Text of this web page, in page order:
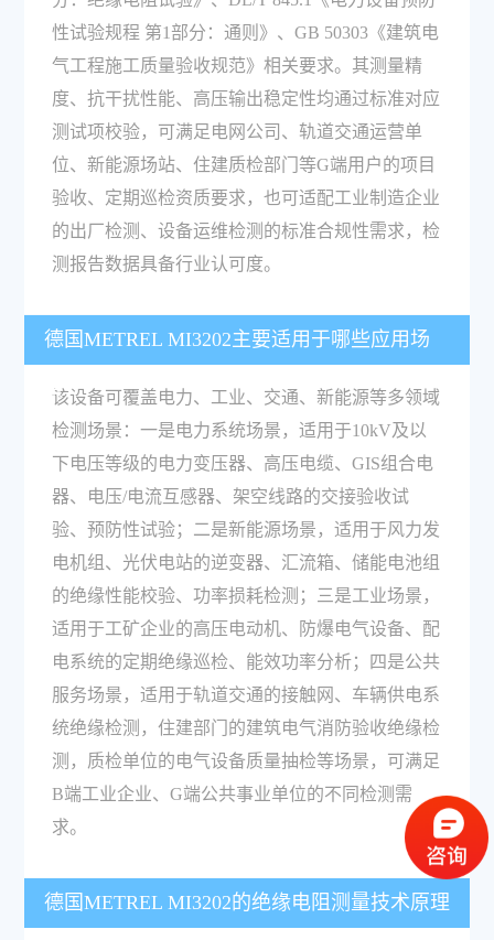
性试验规程 第1部分：通则》、GB 50303《建筑电
气工程施工质量验收规范》相关要求。其测量精
度、抗干扰性能、高压输出稳定性均通过标准对应
测试项校验，可满足电网公司、轨道交通运营单
位、新能源场站、住建质检部门等G端用户的项目
验收、定期巡检资质要求，也可适配工业制造企业
的出厂检测、设备运维检测的标准合规性需求，检
测报告数据具备行业认可度。
德国METREL MI3202主要适用于哪些应用场
景？
该设备可覆盖电力、工业、交通、新能源等多领域
检测场景：一是电力系统场景，适用于10kV及以
下电压等级的电力变压器、高压电缆、GIS组合电
器、电压/电流互感器、架空线路的交接验收试
验、预防性试验；二是新能源场景，适用于风力发
电机组、光伏电站的逆变器、汇流箱、储能电池组
的绝缘性能校验、功率损耗检测；三是工业场景，
适用于工矿企业的高压电动机、防爆电气设备、配
电系统的定期绝缘巡检、能效功率分析；四是公共
服务场景，适用于轨道交通的接触网、车辆供电系
统绝缘检测，住建部门的建筑电气消防验收绝缘检
测，质检单位的电气设备质量抽检等场景，可满足
B端工业企业、G端公共事业单位的不同检测需
求。
德国METREL MI3202的绝缘电阻测量技术原理